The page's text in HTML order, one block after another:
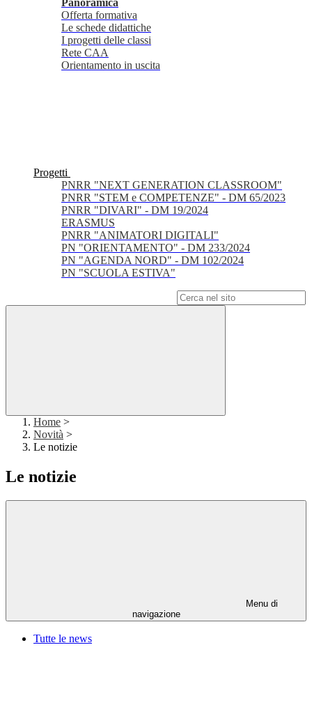
Panoramica
Offerta formativa
Le schede didattiche
I progetti delle classi
Rete CAA
Orientamento in uscita
Progetti
PNRR "NEXT GENERATION CLASSROOM"
PNRR "STEM e COMPETENZE" - DM 65/2023
PNRR "DIVARI" - DM 19/2024
ERASMUS
PNRR "ANIMATORI DIGITALI"
PN "ORIENTAMENTO" - DM 233/2024
PN "AGENDA NORD" - DM 102/2024
PN "SCUOLA ESTIVA"
Home >
Novità >
Le notizie
Le notizie
Menu di
navigazione
Tutte le news